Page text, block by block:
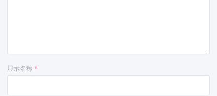
显示名称 *